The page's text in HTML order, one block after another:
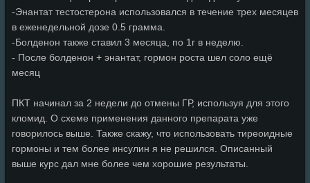
-Энантат тестостерона использовался в течение трех месяцев
в еженедельной дозе 0.5 грамма.
-Болденон также ставил 3 месяца, по 1г в неделю.
- После болденон + энантат, гормон роста шел соло ещё
месяц
ПКТ начинал за 2 недели до отмены ГР, используя для этого
кломид. О схеме применения данного препарата уже
говорилось выше. Также скажу, что использовать тиреоидные
гормоны и тем более инсулин я не решился. Описанный
выше курс дал мне более чем хорошие результаты.